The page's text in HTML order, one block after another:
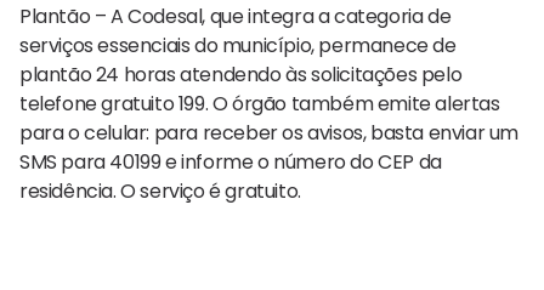
Plantão – A Codesal, que integra a categoria de
serviços essenciais do município, permanece de
plantão 24 horas atendendo às solicitações pelo
telefone gratuito 199. O órgão também emite alertas
para o celular: para receber os avisos, basta enviar um
SMS para 40199 e informe o número do CEP da
residência. O serviço é gratuito.